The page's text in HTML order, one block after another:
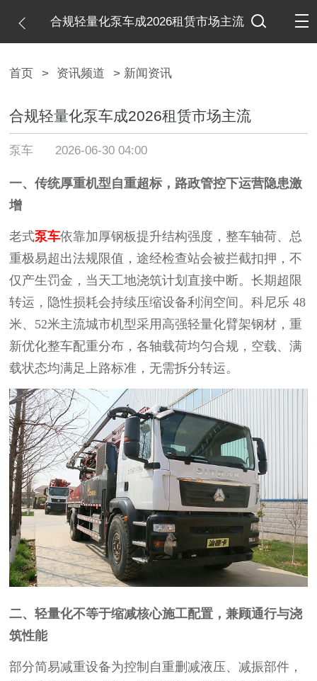
合规轻量化泵车成2026租赁市场主流
首页 > 资讯频道 > 新闻资讯
合规轻量化泵车成2026租赁市场主流
泵车 2026-06-30 04:00
一、传统厚重机型自重超标，路政管控下运营隐患激
增
老式泵车依靠加厚钢板提升结构强度，整车轴荷、总
重极易超出法规限值，途经检查站会被拦截扣押，不
仅产生罚金，当天工地浇筑计划直接中断。长期超限
转运，隐性损耗会持续压缩设备利润空间。科尼乐 48
米、52米主流城市机型采用高强轻量化臂架钢材，重
新优化整车配重分布，各轴载荷均匀合规，空载、满
载状态均满足上路标准，无需拆分转运。
二、轻量化不等于缩减核心施工配置，兼顾通行与浇
筑性能
部分简易减重设备为控制自重删减液压、减振部件，